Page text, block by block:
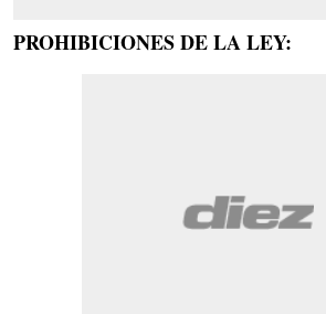
PROHIBICIONES DE LA LEY: